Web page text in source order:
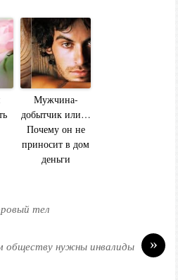
Мужчина-
добытчик или…
Почему он не
приносит в дом
деньги
тел
»
обществу нужны инвалиды